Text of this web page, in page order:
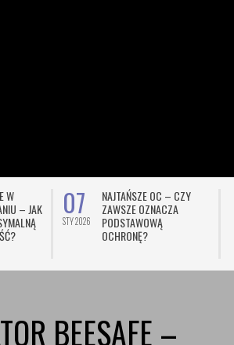
W
– JAK
07
STY 2026
NAJTAŃSZE OC – CZY
ZAWSZE OZNACZA
PODSTAWOWĄ
OCHRONĘ?
BEESAFE –